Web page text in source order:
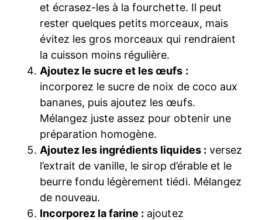
et écrasez-les à la fourchette. Il peut
rester quelques petits morceaux, mais
évitez les gros morceaux qui rendraient
la cuisson moins régulière.
Ajoutez le sucre et les œufs :
incorporez le sucre de noix de coco aux
bananes, puis ajoutez les œufs.
Mélangez juste assez pour obtenir une
préparation homogène.
Ajoutez les ingrédients liquides : versez
l’extrait de vanille, le sirop d’érable et le
beurre fondu légèrement tiédi. Mélangez
de nouveau.
Incorporez la farine : ajoutez